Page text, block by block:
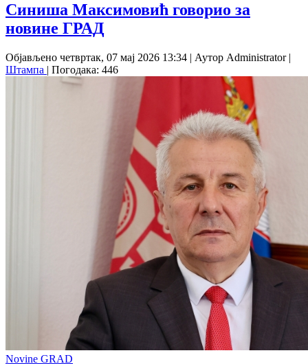
Синиша Максимовић говорио за
новине ГРАД
Објављено четвртак, 07 мај 2026 13:34 | Аутор Administrator|
Штампа | Погодака: 446
Novine GRAD